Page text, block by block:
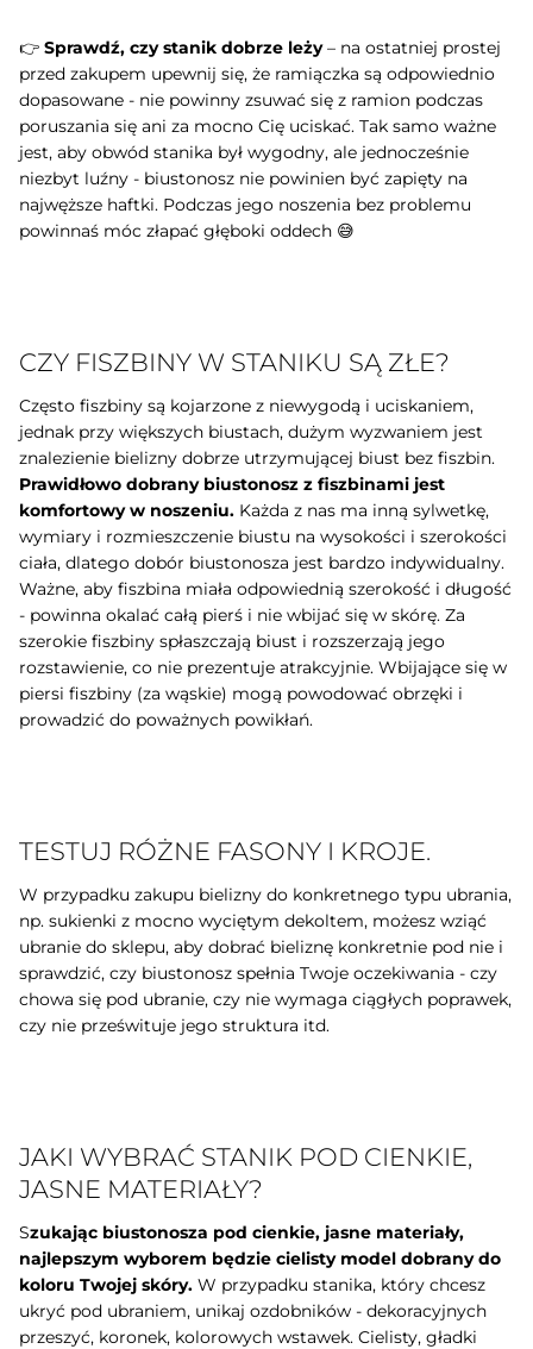
👉 Sprawdź, czy stanik dobrze leży– na ostatniej prostej
przed zakupem upewnij się, że ramiączka są odpowiednio
dopasowane - nie powinny zsuwać się z ramion podczas
poruszania się ani za mocno Cię uciskać. Tak samo ważne
jest, aby obwód stanika był wygodny, ale jednocześnie
niezbyt luźny - biustonosz nie powinien być zapięty na
najwęższe haftki. Podczas jego noszenia bez problemu
powinnaś móc złapać głęboki oddech 😅
CZY FISZBINY W STANIKU SĄ ZŁE?
Często fiszbiny są kojarzone z niewygodą i uciskaniem,
jednak przy większych biustach, dużym wyzwaniem jest
znalezienie bielizny dobrze utrzymującej biust bez fiszbin.
Prawidłowo dobrany biustonosz z fiszbinami jest
komfortowy w noszeniu. Każda z nas ma inną sylwetkę,
wymiary i rozmieszczenie biustu na wysokości i szerokości
ciała, dlatego dobór biustonosza jest bardzo indywidualny.
Ważne, aby fiszbina miała odpowiednią szerokość i długość
- powinna okalać całą pierś i nie wbijać się w skórę. Za
szerokie fiszbiny spłaszczają biust i rozszerzają jego
rozstawienie, co nie prezentuje atrakcyjnie. Wbijające się w
piersi fiszbiny (za wąskie) mogą powodować obrzęki i
prowadzić do poważnych powikłań.
TESTUJ RÓŻNE FASONY I KROJE.
W przypadku zakupu bielizny do konkretnego typu ubrania,
np. sukienki z mocno wyciętym dekoltem, możesz wziąć
ubranie do sklepu, aby dobrać bieliznę konkretnie pod nie i
sprawdzić, czy biustonosz spełnia Twoje oczekiwania - czy
chowa się pod ubranie, czy nie wymaga ciągłych poprawek,
czy nie prześwituje jego struktura itd.
JAKI WYBRAĆ STANIK POD CIENKIE,
JASNE MATERIAŁY?
Szukając biustonosza pod cienkie, jasne materiały,
najlepszym wyborem będzie cielisty model dobrany do
koloru Twojej skóry. W przypadku stanika, który chcesz
ukryć pod ubraniem, unikaj ozdobników - dekoracyjnych
przeszyć, koronek, kolorowych wstawek. Cielisty, gładki